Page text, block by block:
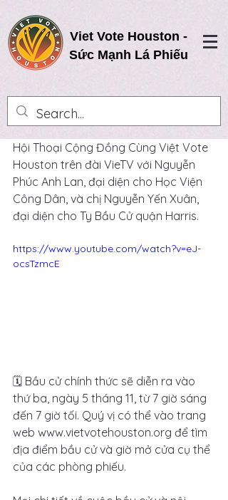
Viet Vote Houston -
Sức Mạnh Lá Phiếu
Hội Thoại Cộng Đồng Cùng Việt Vote
Houston trên đài VieTV với Nguyễn
Phúc Anh Lan, đại diện cho Học Viện
Công Dân, và chị Nguyễn Yến Xuân,
đại diện cho Ty Bầu Cử quận Harris.
https://www.youtube.com/watch?v=eJ-
ocsTzmcE
🗓️ Bầu cử chính thức sẽ diễn ra vào
thứ ba, ngày 5 tháng 11, từ 7 giờ sáng
đến 7 giờ tối. Quý vị có thể vào trang
web www.vietvotehouston.org để tìm
địa điểm bầu cử và giờ mở cửa cụ thể
của các phòng phiếu.